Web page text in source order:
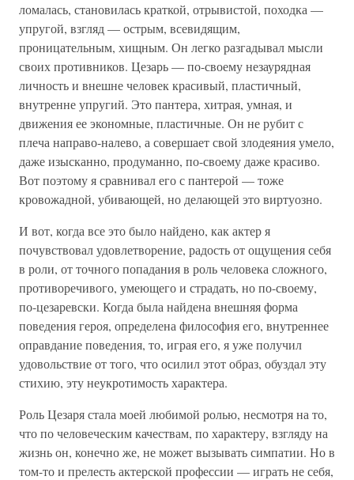
ломалась, становилась краткой, отрывистой, походка —
упругой, взгляд — острым, всевидящим,
проницательным, хищным. Он легко разгадывал мысли
своих противников. Цезарь — по-своему незаурядная
личность и внешне человек красивый, пластичный,
внутренне упругий. Это пантера, хитрая, умная, и
движения ее экономные, пластичные. Он не рубит с
плеча направо-налево, а совершает свой злодеяния умело,
даже изысканно, продуманно, по-своему даже красиво.
Вот поэтому я сравнивал его с пантерой — тоже
кровожадной, убивающей, но делающей это виртуозно.
И вот, когда все это было найдено, как актер я
почувствовал удовлетворение, радость от ощущения себя
в роли, от точного попадания в роль человека сложного,
противоречивого, умеющего и страдать, но по-своему,
по-цезаревски. Когда была найдена внешняя форма
поведения героя, определена философия его, внутреннее
оправдание поведения, то, играя его, я уже получил
удовольствие от того, что осилил этот образ, обуздал эту
стихию, эту неукротимость характера.
Роль Цезаря стала моей любимой ролью, несмотря на то,
что по человеческим качествам, по характеру, взгляду на
жизнь он, конечно же, не может вызывать симпатии. Но в
том-то и прелесть актерской профессии — играть не себя,